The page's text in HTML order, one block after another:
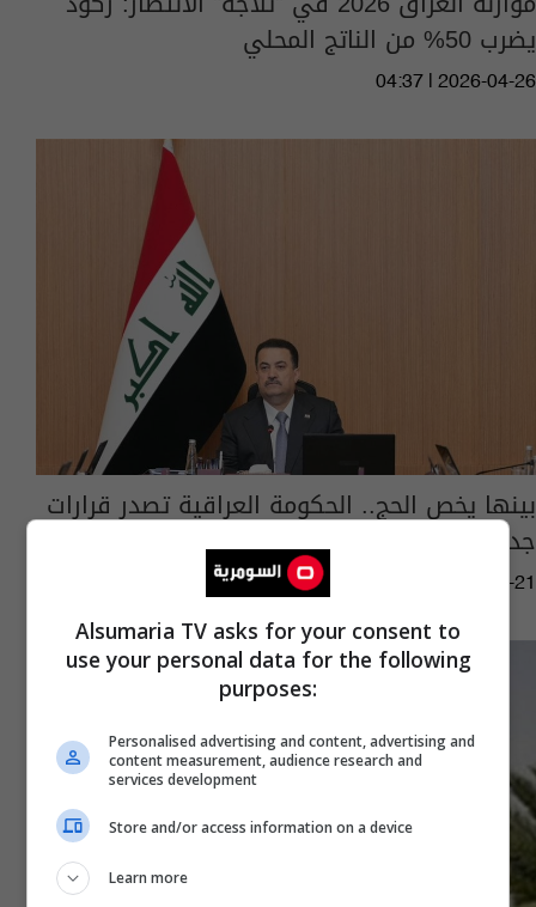
يضرب 50% من الناتج المحلي
04:37 | 2026-04-26
بينها يخص الحج.. الحكومة العراقية تصدر قرارات
جديدة
12:51 | 2026-04-21
Alsumaria TV asks for your consent to
use your personal data for the following
purposes:
Personalised advertising and content, advertising and
content measurement, audience research and
services development
Store and/or access information on a device
Learn more